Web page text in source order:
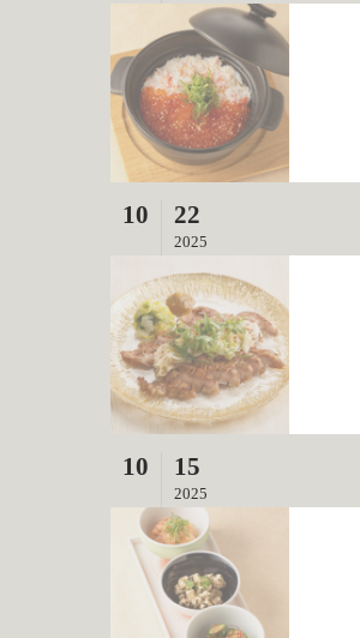
10 22
2025
10 15
2025